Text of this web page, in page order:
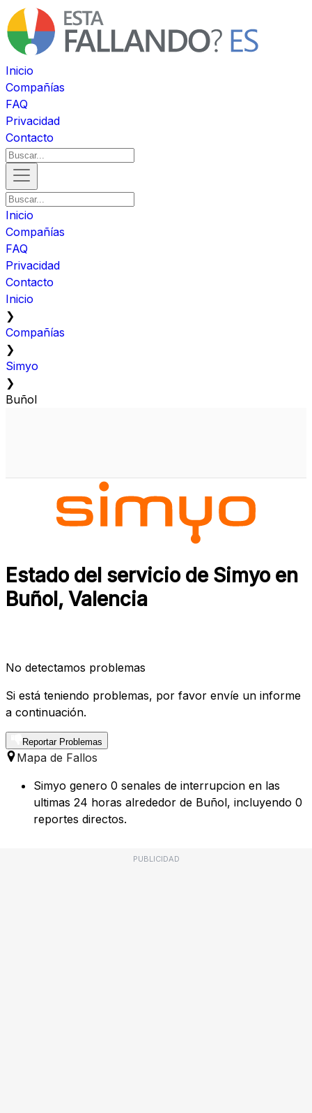
Inicio
Compañías
FAQ
Privacidad
Contacto
Inicio
Compañías
FAQ
Privacidad
Contacto
Inicio
❯
Compañías
❯
Simyo
❯
Buñol
Estado del servicio de Simyo en
Buñol, Valencia
No detectamos problemas
Si está teniendo problemas, por favor envíe un informe
a continuación.
Reportar Problemas
Mapa de Fallos
Simyo genero 0 senales de interrupcion en las
ultimas 24 horas alrededor de Buñol, incluyendo 0
reportes directos.
PUBLICIDAD